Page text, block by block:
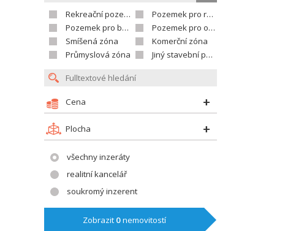
Rekreační pozemek
Pozemek pro rodinné domy
Pozemek pro bytovou výstavbu
Pozemek pro občanskou vybavenost
Smíšená zóna
Komerční zóna
Průmyslová zóna
Jiný stavební pozemek
Cena
Plocha
všechny inzeráty
realitní kancelář
soukromý inzerent
Zobrazit 0nemovitostí